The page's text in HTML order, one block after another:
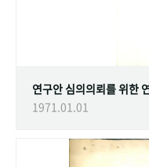
연구안 심의의뢰를 위한
1971.01.01